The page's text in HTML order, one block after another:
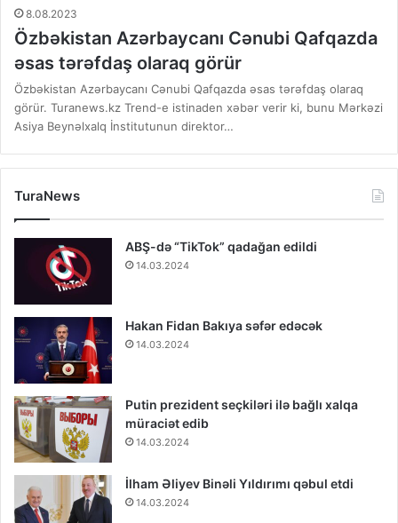
8.08.2023
Özbəkistan Azərbaycanı Cənubi Qafqazda
əsas tərəfdaş olaraq görür
Özbəkistan Azərbaycanı Cənubi Qafqazda əsas tərəfdaş olaraq
görür. Turanews.kz Trend-e istinaden xəbər verir ki, bunu Mərkəzi
Asiya Beynəlxalq İnstitutunun direktor…
TuraNews
ABŞ-də “TikTok” qadağan edildi
14.03.2024
Hakan Fidan Bakıya səfər edəcək
14.03.2024
Putin prezident seçkiləri ilə bağlı xalqa
müraciət edib
14.03.2024
İlham Əliyev Binəli Yıldırımı qəbul etdi
14.03.2024